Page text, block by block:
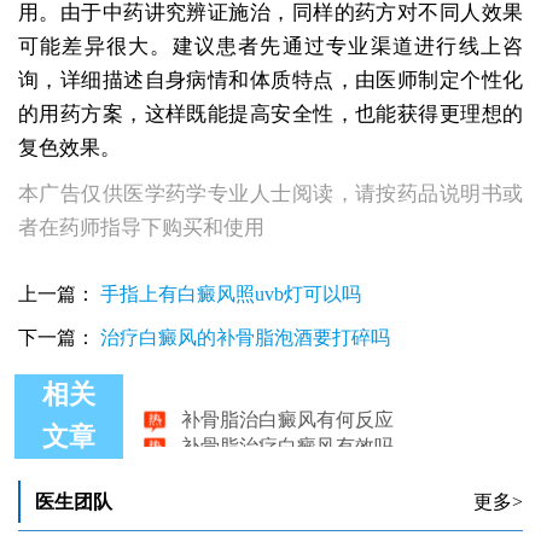
用。由于中药讲究辨证施治，同样的药方对不同人效果
可能差异很大。建议患者先通过专业渠道进行线上咨
询，详细描述自身病情和体质特点，由医师制定个性化
的用药方案，这样既能提高安全性，也能获得更理想的
复色效果。
本广告仅供医学药学专业人士阅读，请按药品说明书或
者在药师指导下购买和使用
上一篇： 手指上有白癜风照uvb灯可以吗
下一篇： 治疗白癜风的补骨脂泡酒要打碎吗
相关
文章
补骨脂治疗白癜风有效吗
补骨脂治疗白癜风是正规药吗
补骨脂治疗白癜风——你用对了吗
医生团队 更多>